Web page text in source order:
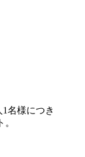
名様につき